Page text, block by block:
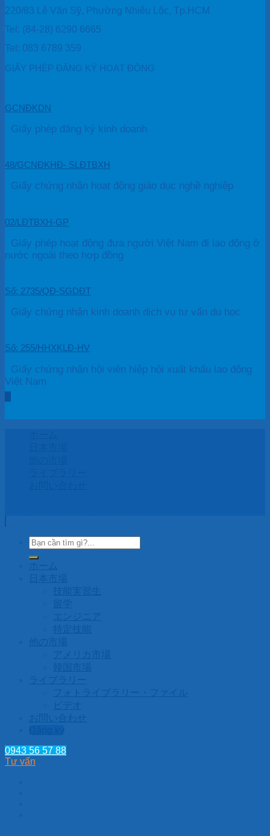
220/83 Lê Văn Sỹ, Phường Nhiêu Lộc, Tp.HCM
Tel: (84-28) 6290 6665
Tel: 083 6789 359
GIẤY PHÉP ĐĂNG KÝ HOẠT ĐỘNG
GCNĐKDN
Giấy phép đăng ký kinh doanh
48/GCNĐKHĐ- SLĐTBXH
Giấy chứng nhận hoạt động giáo dục nghề nghiệp
02/LĐTBXH-GP
Giấy phép hoạt động đưa người Việt Nam đi lao động ở
nước ngoài theo hợp đồng
Số: 2735/QĐ-SGDĐT
Giấy chứng nhận kinh doanh dịch vụ tư vấn du học
Số: 255/HHXKLĐ-HV
Giấy chứng nhận hội viên hiệp hội xuất khẩu lao động
Việt Nam
0943 56 57 88
Tư vấn